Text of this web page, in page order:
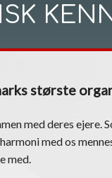
største
med deres ejere.
med os
med.